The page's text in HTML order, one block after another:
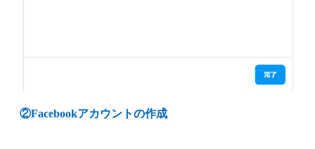
②Facebookアカウントの作成